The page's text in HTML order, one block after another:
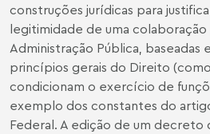
construções jurídicas para
legitimidade de uma colaboração
Administração Pública, baseadas
princípios gerais do Direito
condicionam o exercício de
exemplo dos constantes do
Federal. A edição de um decreto